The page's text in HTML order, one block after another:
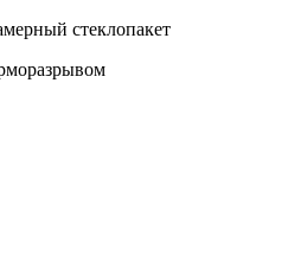
стеклопакет